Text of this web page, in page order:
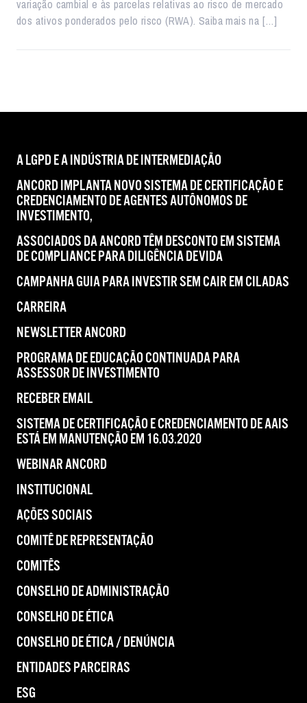
variação cambial e às parcelas relativas ao risco de mercado
dos ativos ponderados pelo risco (RWA). Saiba mais na […]
A LGPD E A INDÚSTRIA DE INTERMEDIAÇÃO
ANCORD IMPLANTA NOVO SISTEMA DE CERTIFICAÇÃO E
CREDENCIAMENTO DE AGENTES AUTÔNOMOS DE
INVESTIMENTO,
ASSOCIADOS DA ANCORD TÊM DESCONTO EM SISTEMA
DE COMPLIANCE PARA DILIGÊNCIA DEVIDA
CAMPANHA GUIA PARA INVESTIR SEM CAIR EM CILADAS
CARREIRA
NEWSLETTER ANCORD
PROGRAMA DE EDUCAÇÃO CONTINUADA PARA
ASSESSOR DE INVESTIMENTO
RECEBER EMAIL
SISTEMA DE CERTIFICAÇÃO E CREDENCIAMENTO DE AAIS
ESTÁ EM MANUTENÇÃO EM 16.03.2020
WEBINAR ANCORD
INSTITUCIONAL
AÇÕES SOCIAIS
COMITÊ DE REPRESENTAÇÃO
COMITÊS
CONSELHO DE ADMINISTRAÇÃO
CONSELHO DE ÉTICA
CONSELHO DE ÉTICA / DENÚNCIA
ENTIDADES PARCEIRAS
ESG